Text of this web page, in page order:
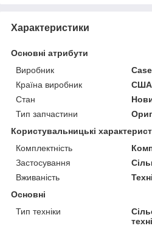
Характеристики
Основні атрибути
Виробник
Case
Країна виробник
США
Стан
Тип запчастини
Користувальницькі
Комплектність
Застосування
Вживаність
Основні
Тип техніки